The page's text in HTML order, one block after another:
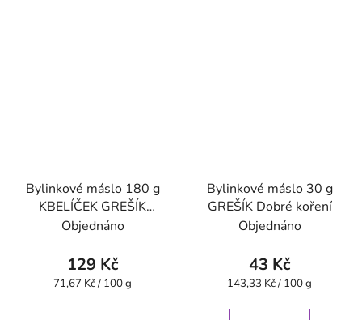
Bylinkové máslo 180 g
KBELÍČEK GREŠÍK
Dobré koření
Objednáno
129 Kč
Měrná
71,67 Kč / 100 g
Bylinkové máslo 30 g
GREŠÍK Dobré koření
Objednáno
43 Kč
Měrná
143,33 Kč / 100 g